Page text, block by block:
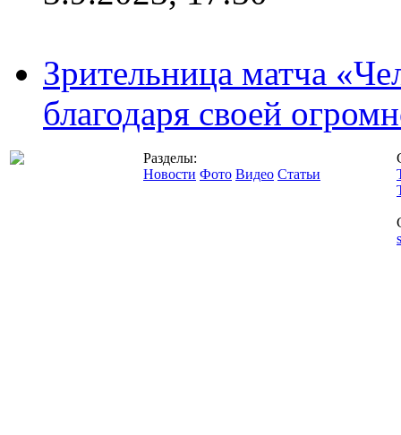
Зрительница матча
благодаря своей
Разделы:
Новости Фото Видео Статьи